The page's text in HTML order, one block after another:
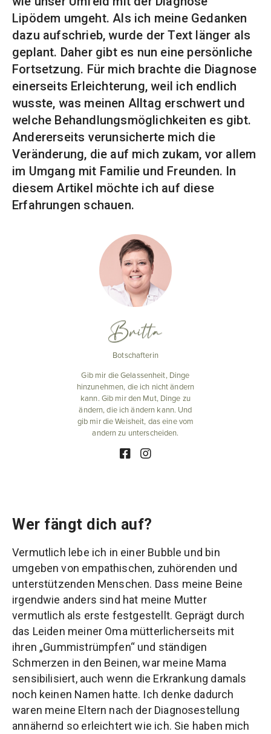
Lipödem umgeht. Als ich meine Gedanken
dazu aufschrieb, wurde der Text länger als
geplant. Daher gibt es nun eine persönliche
Fortsetzung. Für mich brachte die Diagnose
einerseits Erleichterung, weil ich endlich
wusste, was meinen Alltag erschwert und
welche Behandlungsmöglichkeiten es gibt.
Andererseits verunsicherte mich die
Veränderung, die auf mich zukam, vor allem
im Umgang mit Familie und Freunden. In
diesem Artikel möchte ich auf diese
Erfahrungen schauen.
Britta
Botschafterin
Gib mir die Gelassenheit, Dinge
hinzunehmen, die ich nicht ändern
kann. Gib mir den Mut, Dinge zu
ändern, die ich ändern kann. Und
gib mir die Weisheit, das eine vom
andern zu unterscheiden.
Wer fängt dich auf?
Vermutlich lebe ich in einer Bubble und bin
umgeben von empathischen, zuhörenden und
unterstützenden Menschen. Dass meine Beine
irgendwie anders sind hat meine Mutter
vermutlich als erste festgestellt. Geprägt durch
das Leiden meiner Oma mütterlicherseits mit
ihren „Gummistrümpfen“ und ständigen
Schmerzen in den Beinen, war meine Mama
sensibilisiert, auch wenn die Erkrankung damals
noch keinen Namen hatte. Ich denke dadurch
waren meine Eltern nach der Diagnosestellung
annähernd so erleichtert wie ich. Sie haben mich